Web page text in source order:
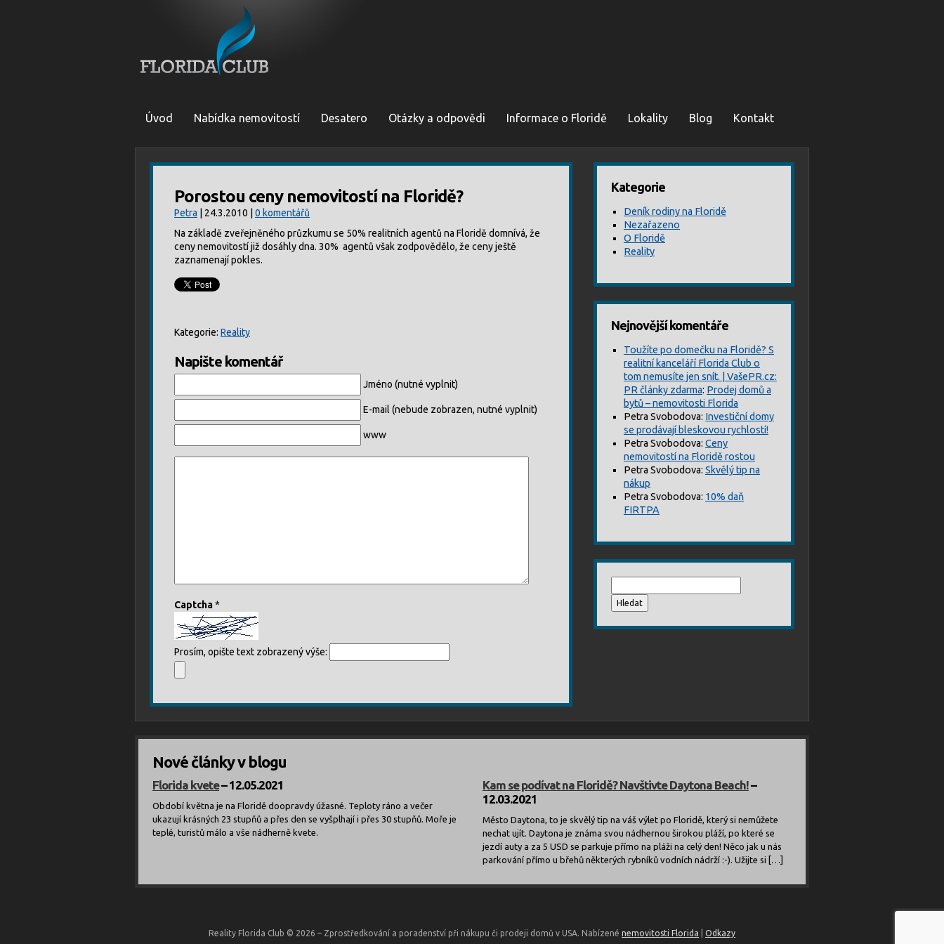
Úvod Nabídka nemovitostí Desatero Otázky a odpovědi Informace o Floridě Lokality Blog Kontakt
Porostou ceny nemovitostí na Floridě?
Petra | 24.3.2010 | 0 komentářů
Na základě zveřejněného průzkumu se 50% realitních agentů na Floridě domnívá, že
ceny nemovitostí již dosáhly dna. 30% agentů však zodpovědělo, že ceny ještě
zaznamenají pokles.
Kategorie: Reality
Napište komentář
Jméno (nutné vyplnit)
E-mail (nebude zobrazen, nutné vyplnit)
www
Captcha*
Prosím, opište text zobrazený výše:
Kategorie
Deník rodiny na Floridě
Nezařazeno
O Floridě
Reality
Nejnovější komentáře
Toužíte po domečku na Floridě? S
realitní kanceláří Florida Club o
tom nemusíte jen snít. | VašePR.cz:
PR články zdarma: Prodej domů a
bytů – nemovitosti Florida
Petra Svobodova: Investiční domy
se prodávají bleskovou rychlostí!
Petra Svobodova: Ceny
nemovitostí na Floridě rostou
Petra Svobodova: Skvělý tip na
nákup
Petra Svobodova: 10% daň
FIRTPA
Nové články v blogu
Florida kvete– 12.05.2021
Období května je na Floridě doopravdy úžasné. Teploty ráno a večer
ukazují krásných 23 stupňů a přes den se vyšplhají i přes 30 stupňů. Moře je
teplé, turistů málo a vše nádherně kvete.
Kam se podívat na Floridě? Navštivte Daytona Beach!–
12.03.2021
Město Daytona, to je skvělý tip na váš výlet po Floridě, který si nemůžete
nechat ujít. Daytona je známa svou nádhernou širokou pláží, po které se
jezdí auty a za 5 USD se parkuje přímo na pláži na celý den! Něco jak u nás
parkování přímo u břehů některých rybníků vodních nádrží :-). Užijte si […]
Reality Florida Club © 2026 – Zprostředkování a poradenství při nákupu či prodeji domů v USA. Nabízené nemovitosti Florida Odkazy